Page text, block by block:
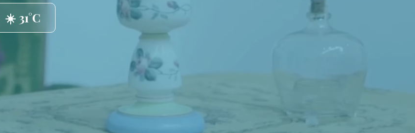
☀️ 31°C